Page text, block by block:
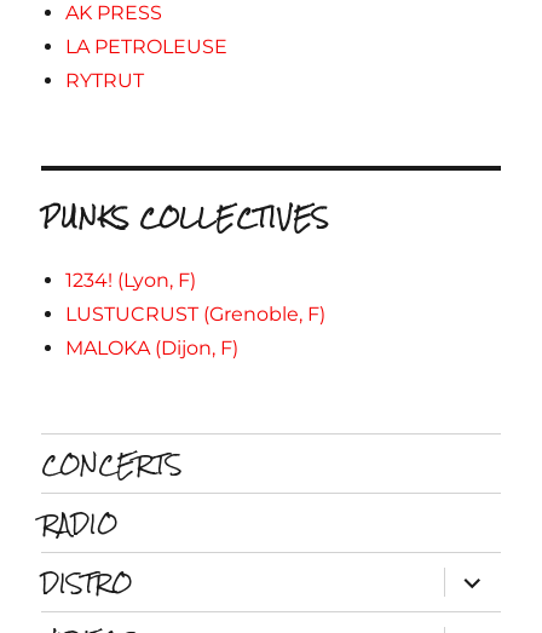
AK PRESS
LA PETROLEUSE
RYTRUT
PUNKS COLLECTIVES
1234! (Lyon, F)
LUSTUCRUST (Grenoble, F)
MALOKA (Dijon, F)
CONCERTS
RADIO
DISTRO
ouvrir
le
sous-